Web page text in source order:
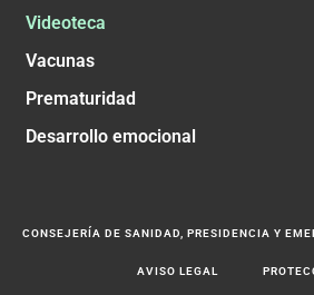
Videoteca
Vacunas
Prematuridad
Desarrollo emocional
CONSEJERÍA DE SANIDAD, PRESIDENCIA Y
AVISO LEGAL